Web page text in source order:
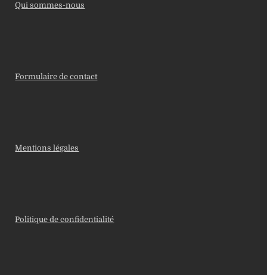
Qui sommes-nous
Formulaire de contact
Mentions légales
Politique de confidentialité